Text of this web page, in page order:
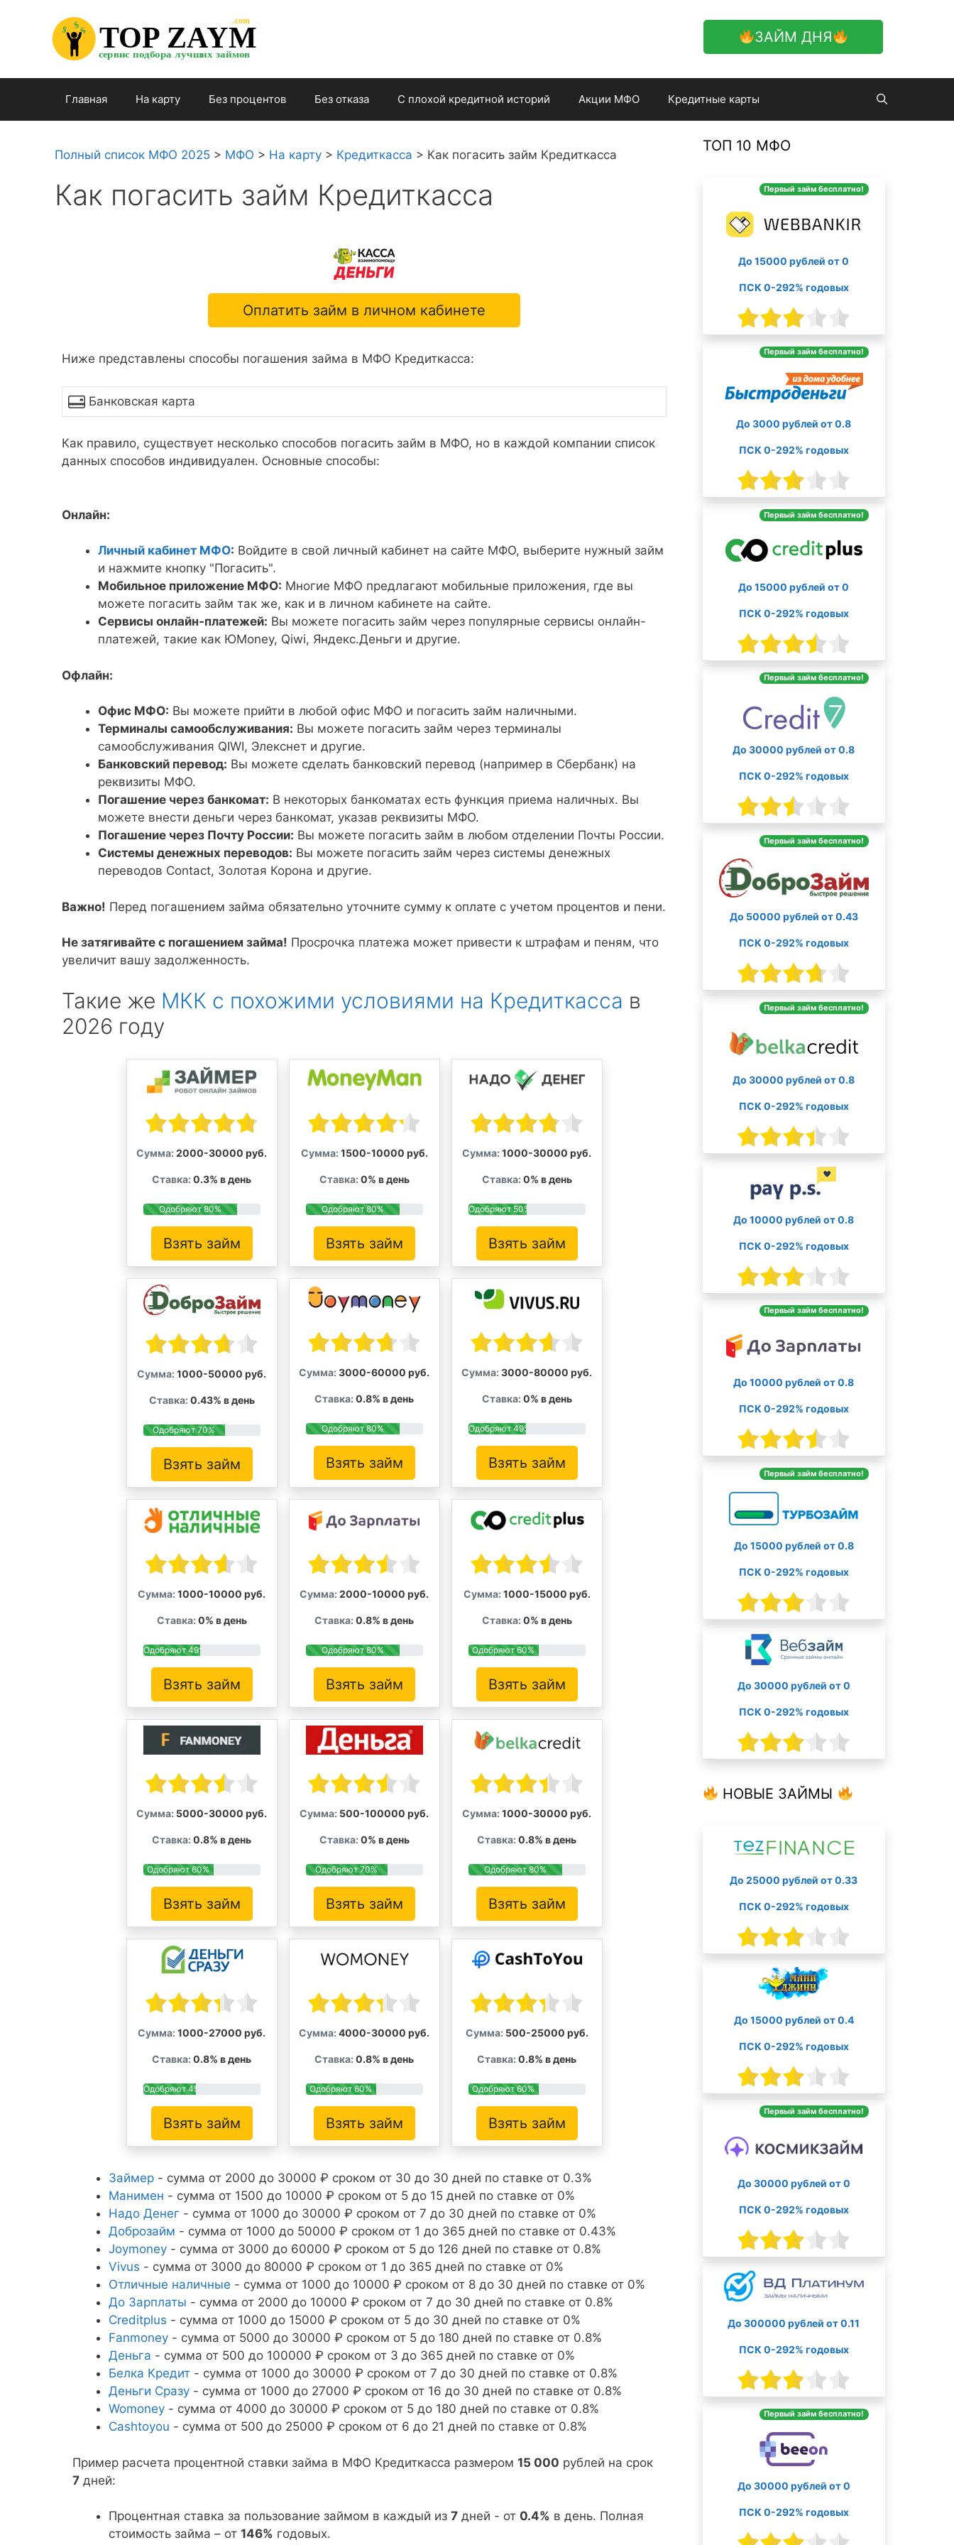
содержимому
ЗАЙМ ДНЯ
TOP ZAYM
сервис подбора лучших займов
.com
$
$
$
Главная На карту Без процентов Без отказа С плохой кредитной историй Акции МФО Кредитные карты
Полный список МФО 2025 > МФО > На карту > Кредиткасса > Как погасить займ Кредиткасса
Как погасить займ Кредиткасса
Оплатить займ в личном кабинете
Ниже представлены способы погашения займа в МФО Кредиткасса:
Банковская карта
Как правило, существует несколько способов погасить займ в МФО, но в каждой компании список
данных способов индивидуален. Основные способы:
Онлайн:
Личный кабинет МФО: Войдите в свой личный кабинет на сайте МФО, выберите нужный займ
и нажмите кнопку "Погасить".
Мобильное приложение МФО: Многие МФО предлагают мобильные приложения, где вы
можете погасить займ так же, как и в личном кабинете на сайте.
Сервисы онлайн-платежей: Вы можете погасить займ через популярные сервисы онлайн-
платежей, такие как ЮMoney, Qiwi, Яндекс.Деньги и другие.
Офлайн:
Офис МФО: Вы можете прийти в любой офис МФО и погасить займ наличными.
Терминалы самообслуживания: Вы можете погасить займ через терминалы
самообслуживания QIWI, Элекснет и другие.
Банковский перевод: Вы можете сделать банковский перевод (например в Сбербанк) на
реквизиты МФО.
Погашение через банкомат: В некоторых банкоматах есть функция приема наличных. Вы
можете внести деньги через банкомат, указав реквизиты МФО.
Погашение через Почту России: Вы можете погасить займ в любом отделении Почты России.
Системы денежных переводов: Вы можете погасить займ через системы денежных
переводов Contact, Золотая Корона и другие.
Важно! Перед погашением займа обязательно уточните сумму к оплате с учетом процентов и пени.
Не затягивайте с погашением займа! Просрочка платежа может привести к штрафам и пеням, что
увеличит вашу задолженность.
Такие же МКК с похожими условиями на Кредиткасса в
2026 году
Сумма: 2000-30000 руб.
Ставка: 0.3% в день
Одобряют 80%
Взять займ
Сумма: 1500-10000 руб.
Ставка: 0% в день
Одобряют 80%
Взять займ
Сумма: 1000-30000 руб.
Ставка: 0% в день
Одобряют 50%
Взять займ
Сумма: 1000-50000 руб.
Ставка: 0.43% в день
Одобряют 70%
Взять займ
Сумма: 3000-60000 руб.
Ставка: 0.8% в день
Одобряют 80%
Взять займ
Сумма: 3000-80000 руб.
Ставка: 0% в день
Одобряют 49%
Взять займ
Сумма: 1000-10000 руб.
Ставка: 0% в день
Одобряют 49%
Взять займ
Сумма: 2000-10000 руб.
Ставка: 0.8% в день
Одобряют 80%
Взять займ
Сумма: 1000-15000 руб.
Ставка: 0% в день
Одобряют 60%
Взять займ
Сумма: 5000-30000 руб.
Ставка: 0.8% в день
Одобряют 60%
Взять займ
Сумма: 500-100000 руб.
Ставка: 0% в день
Одобряют 70%
Взять займ
Сумма: 1000-30000 руб.
Ставка: 0.8% в день
Одобряют 80%
Взять займ
Сумма: 1000-27000 руб.
Ставка: 0.8% в день
Одобряют 45%
Взять займ
Сумма: 4000-30000 руб.
Ставка: 0.8% в день
Одобряют 60%
Взять займ
Сумма: 500-25000 руб.
Ставка: 0.8% в день
Одобряют 60%
Взять займ
Займер - сумма от 2000 до 30000 ₽ сроком от 30 до 30 дней по ставке от 0.3%
Манимен - сумма от 1500 до 10000 ₽ сроком от 5 до 15 дней по ставке от 0%
Надо Денег - сумма от 1000 до 30000 ₽ сроком от 7 до 30 дней по ставке от 0%
Доброзайм - сумма от 1000 до 50000 ₽ сроком от 1 до 365 дней по ставке от 0.43%
Joymoney - сумма от 3000 до 60000 ₽ сроком от 5 до 126 дней по ставке от 0.8%
Vivus - сумма от 3000 до 80000 ₽ сроком от 1 до 365 дней по ставке от 0%
Отличные наличные - сумма от 1000 до 10000 ₽ сроком от 8 до 30 дней по ставке от 0%
До Зарплаты - сумма от 2000 до 10000 ₽ сроком от 7 до 30 дней по ставке от 0.8%
Creditplus - сумма от 1000 до 15000 ₽ сроком от 5 до 30 дней по ставке от 0%
Fanmoney - сумма от 5000 до 30000 ₽ сроком от 5 до 180 дней по ставке от 0.8%
Деньга - сумма от 500 до 100000 ₽ сроком от 3 до 365 дней по ставке от 0%
Белка Кредит - сумма от 1000 до 30000 ₽ сроком от 7 до 30 дней по ставке от 0.8%
Деньги Сразу - сумма от 1000 до 27000 ₽ сроком от 16 до 30 дней по ставке от 0.8%
Womoney - сумма от 4000 до 30000 ₽ сроком от 5 до 180 дней по ставке от 0.8%
Cashtoyou - сумма от 500 до 25000 ₽ сроком от 6 до 21 дней по ставке от 0.8%
Пример расчета процентной ставки займа в МФО Кредиткасса размером 15 000 рублей на срок
7 дней:
Процентная ставка за пользование займом в каждый из 7 дней - от 0.4% в день. Полная
стоимость займа – от 146% годовых.
ТОП 10 МФО
Первый займ бесплатно!
До 15000 рублей от 0
ПСК 0-292% годовых
Первый займ бесплатно!
До 3000 рублей от 0.8
ПСК 0-292% годовых
Первый займ бесплатно!
До 15000 рублей от 0
ПСК 0-292% годовых
Первый займ бесплатно!
До 30000 рублей от 0.8
ПСК 0-292% годовых
Первый займ бесплатно!
До 50000 рублей от 0.43
ПСК 0-292% годовых
Первый займ бесплатно!
До 30000 рублей от 0.8
ПСК 0-292% годовых
До 10000 рублей от 0.8
ПСК 0-292% годовых
Первый займ бесплатно!
До 10000 рублей от 0.8
ПСК 0-292% годовых
Первый займ бесплатно!
До 15000 рублей от 0.8
ПСК 0-292% годовых
До 30000 рублей от 0
ПСК 0-292% годовых
НОВЫЕ ЗАЙМЫ
До 25000 рублей от 0.33
ПСК 0-292% годовых
До 15000 рублей от 0.4
ПСК 0-292% годовых
Первый займ бесплатно!
До 30000 рублей от 0
ПСК 0-292% годовых
До 300000 рублей от 0.11
ПСК 0-292% годовых
Первый займ бесплатно!
До 30000 рублей от 0
ПСК 0-292% годовых